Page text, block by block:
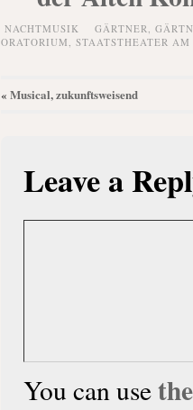
NACHTMUSIK GÄRTNER,
ORATORIUM, STAATSTHEATER
« Musical, zukunftsweisend
Leave a
You can use